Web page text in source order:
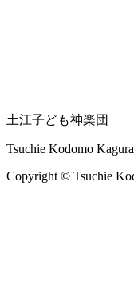
土江子ども神楽団
Tsuchie Kodomo
Copyright © Tsuchie